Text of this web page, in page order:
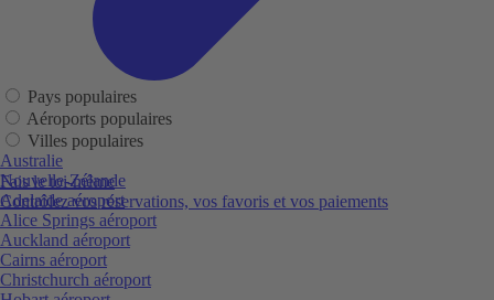
Fais le toi-même
Contrôlez vos réservations, vos favoris et vos paiements
Pays populaires
Aéroports populaires
Villes populaires
Australie
Nouvelle-Zélande
Adelaide aéroport
Alice Springs aéroport
Auckland aéroport
Cairns aéroport
Christchurch aéroport